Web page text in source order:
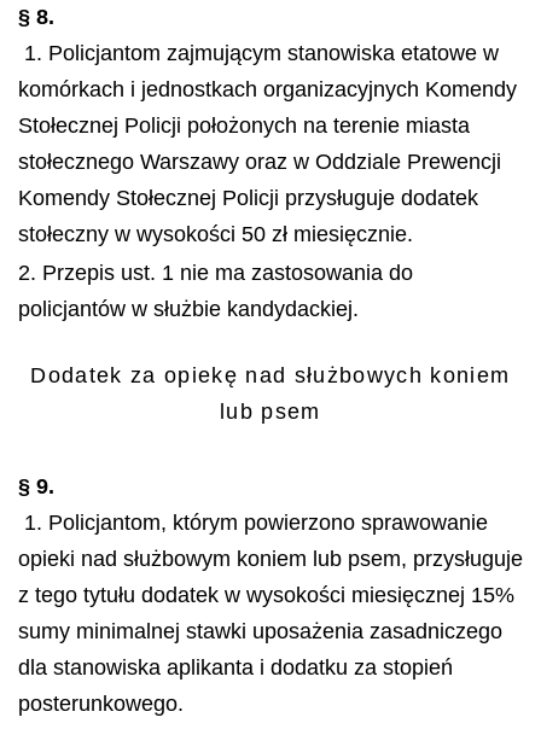
§ 8.
1. Policjantom zajmującym stanowiska etatowe w
komórkach i jednostkach organizacyjnych Komendy
Stołecznej Policji położonych na terenie miasta
stołecznego Warszawy oraz w Oddziale Prewencji
Komendy Stołecznej Policji przysługuje dodatek
stołeczny w wysokości 50 zł miesięcznie.
2. Przepis ust. 1 nie ma zastosowania do
policjantów w służbie kandydackiej.
Dodatek za opiekę nad służbowych koniem
lub psem
§ 9.
1. Policjantom, którym powierzono sprawowanie
opieki nad służbowym koniem lub psem, przysługuje
z tego tytułu dodatek w wysokości miesięcznej 15%
sumy minimalnej stawki uposażenia zasadniczego
dla stanowiska aplikanta i dodatku za stopień
posterunkowego.